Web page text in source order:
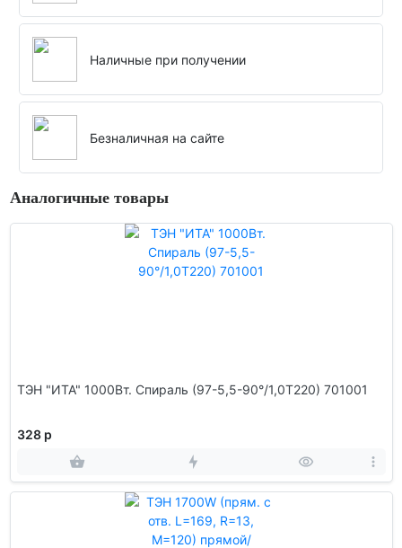
Наличные при получении
Безналичная на сайте
Аналогичные товары
ТЭН "ИТА" 1000Вт. Спираль (97-5,5-90°/1,0T220) 701001
328 р